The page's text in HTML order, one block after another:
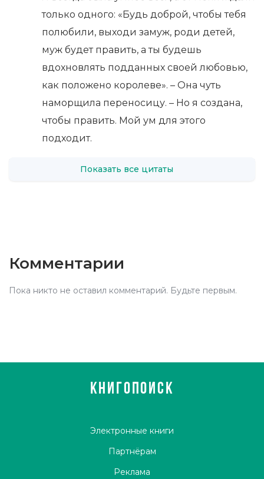
только одного: «Будь доброй, чтобы тебя
полюбили, выходи замуж, роди детей,
муж будет править, а ты будешь
вдохновлять подданных своей любовью,
как положено королеве». – Она чуть
наморщила переносицу. – Но я создана,
чтобы править. Мой ум для этого
подходит.
Показать все цитаты
Комментарии
Пока никто не оставил комментарий. Будьте первым.
КНИГОПОИСК
Электронные книги
Партнёрам
Реклама